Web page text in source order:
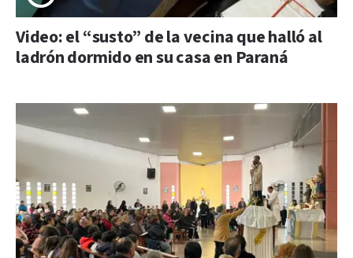
Video: el “susto” de la vecina que halló al
ladrón dormido en su casa en Paraná